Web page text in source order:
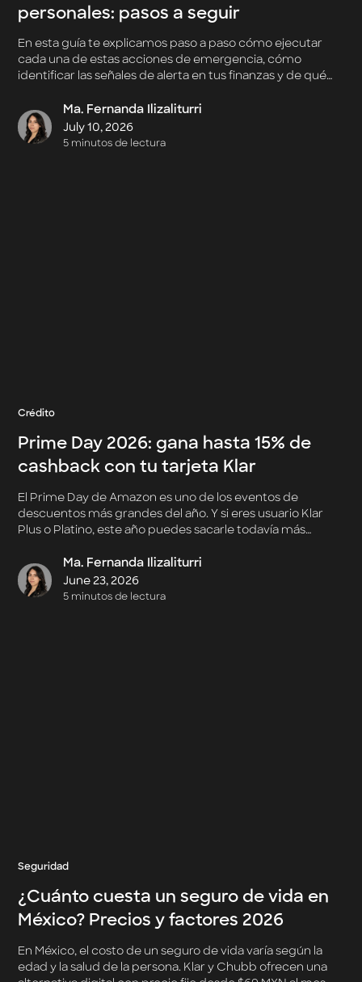
personales: pasos a seguir
En esta guía te explicamos paso a paso cómo ejecutar
cada una de estas acciones de emergencia, cómo
identificar las señales de alerta en tus finanzas y de qué
tiempo.
Ma. Fernanda Ilizaliturri
July 10, 2026
5 minutos de lectura
Crédito
Prime Day 2026: gana hasta 15% de
cashback con tu tarjeta Klar
El Prime Day de Amazon es uno de los eventos de
descuentos más grandes del año. Y si eres usuario Klar
Plus o Platino, este año puedes sacarle todavía más
Ma. Fernanda Ilizaliturri
June 23, 2026
5 minutos de lectura
Seguridad
¿Cuánto cuesta un seguro de vida en
México? Precios y factores 2026
En México, el costo de un seguro de vida varía según la
edad y la salud de la persona. Klar y Chubb ofrecen una